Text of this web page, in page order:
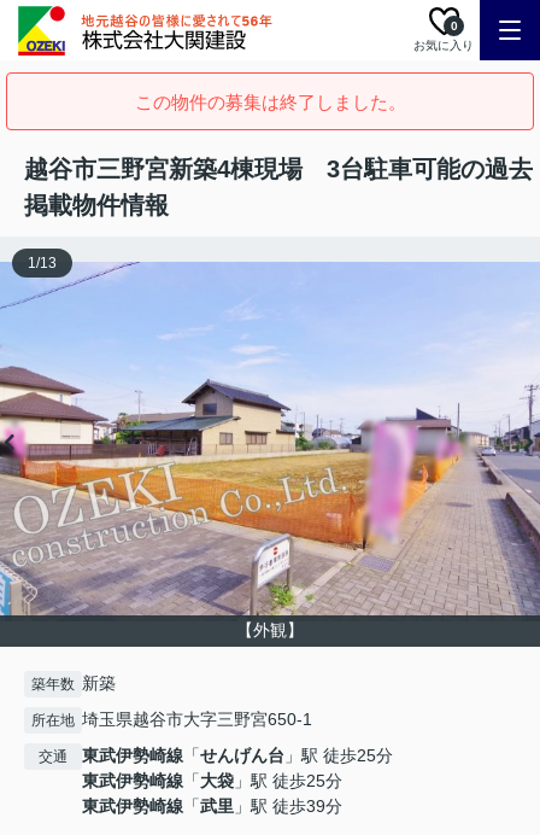
お気に入り
0
この物件の募集は終了しました。
越谷市三野宮新築4棟現場 3台駐車可能の過去
掲載物件情報
【外観】
1/13
築年数 新築
所在地 埼玉県越谷市大字三野宮650-1
交通 東武伊勢崎線 「せんげん台 」駅 徒歩25分
東武伊勢崎線 「大袋 」駅 徒歩25分
東武伊勢崎線 「武里 」駅 徒歩39分